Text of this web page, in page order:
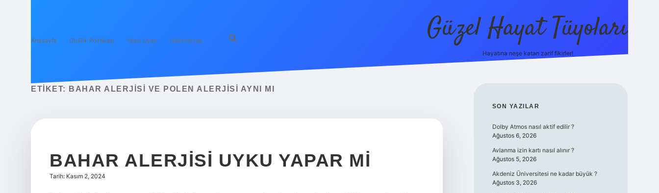
Anasayfa Gizlilik Politikası Yasal Uyarı Hakkımızda Güzel Hayat Tüyoları
Hayatına neşe katan zarif fikirler!
ETIKET: BAHAR ALERJISI VE POLEN ALERJISI AYNI MI
BAHAR ALERJISI UYKU YAPAR MI
Tarih: Kasım 2, 2024
SIDEBAR
SON YAZILAR
Dolby Atmos nasıl aktif edilir ?
Ağustos 6, 2026
Avlanma izin kartı nasıl alınır ?
Ağustos 5, 2026
Akdeniz Üniversitesi ne kadar büyük ?
Ağustos 3, 2026